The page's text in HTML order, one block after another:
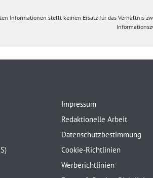
Informationen stellt keinen Ersatz für das Verhältnis
Impressum
Redaktionelle Arbeit
Datenschutzbestimmung
Cookie-Richtlinien
Werberichtlinien